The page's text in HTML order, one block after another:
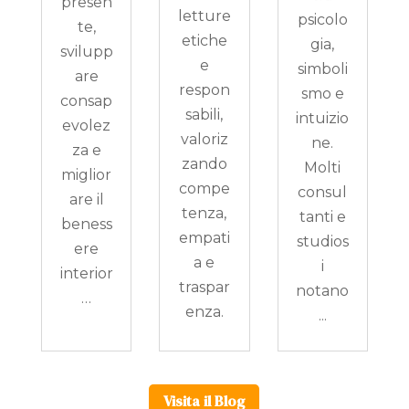
te,
svilupp
are
consap
evolez
za e
miglior
are il
beness
ere
interior
…
letture
etiche
e
respon
sabili,
valoriz
zando
compe
tenza,
empati
a e
traspar
enza.
psicolo
gia,
simboli
smo e
intuizio
ne.
Molti
consul
tanti e
studios
i
notano
...
Visita il Blog